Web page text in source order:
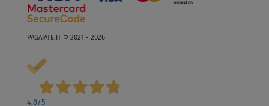
PAGAIATE.IT © 2021 - 2026
4,8/5